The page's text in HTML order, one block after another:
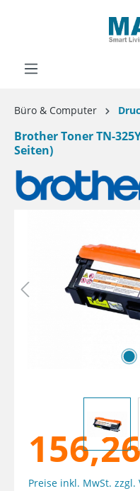
Büro & Computer
Brother Toner TN-
Seiten)
Preise inkl. MwSt. zzgl.